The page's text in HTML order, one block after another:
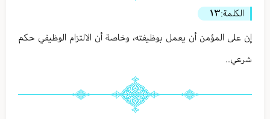
الكلمة:١٣
إن على المؤمن أن يعمل بوظيفته، وخاصة أن الالتزام الوظيفي حكم
شرعي..